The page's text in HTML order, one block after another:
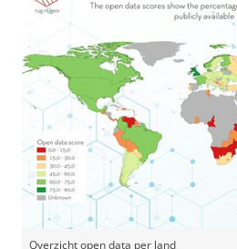
Overzicht open data per land